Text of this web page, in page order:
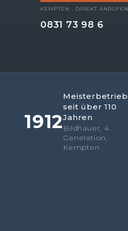
KEMPTEN · DIREKT ANRUFEN
0831 73 98 6
1912
Meisterbetrieb
seit über 110
Jahren
Bildhauer, 4.
Generation,
Kempten